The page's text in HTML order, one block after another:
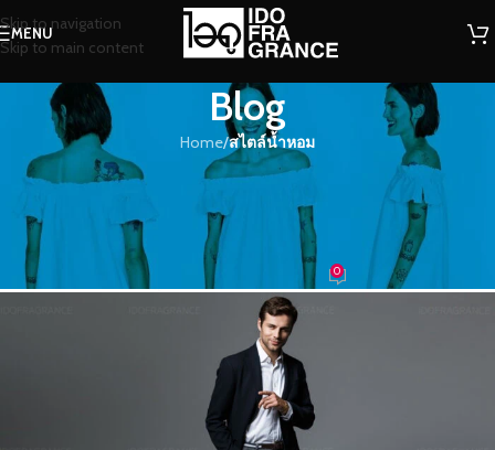
Skip to navigation
Skip to main content
MENU
Blog
Home/สไตล์น้ำหอม
สไตล์น้ำหอม
โลชั่นน้ำหอม ซีเอ็กโอ หอมนานไม่มี
เบื่อ
น้ำหอม On 28/06/2022 0